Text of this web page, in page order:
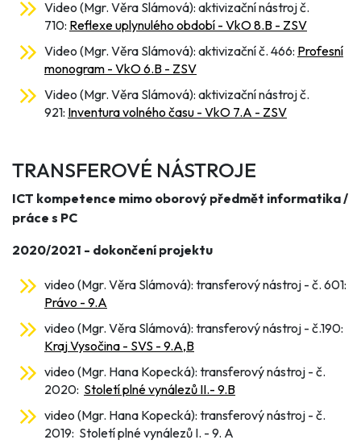
Video (Mgr. Věra Slámová): aktivizační nástroj č.
710: Reflexe uplynulého období - VkO 8.B - ZSV
Video (Mgr. Věra Slámová): aktivizační č. 466: Profesní
monogram - VkO 6.B - ZSV
Video (Mgr. Věra Slámová): aktivizační nástroj č.
921: Inventura volného času - VkO 7.A - ZSV
TRANSFEROVÉ NÁSTROJE
ICT kompetence mimo oborový předmět informatika /
práce s PC
2020/2021 - dokončení projektu
video (Mgr. Věra Slámová): transferový nástroj - č. 601:
Právo - 9.A
video (Mgr. Věra Slámová): transferový nástroj - č.190:
Kraj Vysočina - SVS - 9.A,B
video (Mgr. Hana Kopecká): transferový nástroj - č.
2020: Století plné vynálezů II.- 9.B
video (Mgr. Hana Kopecká): transferový nástroj - č.
2019: Století plné vynálezů I. - 9. A